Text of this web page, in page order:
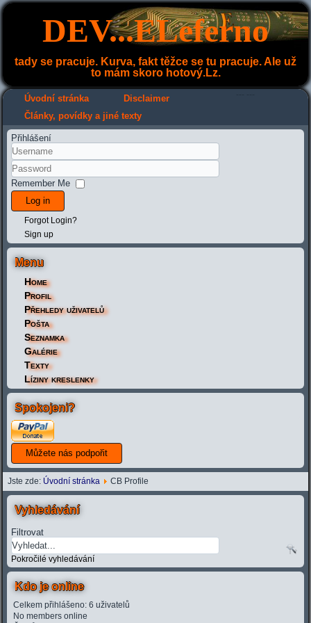
DEV...ELeferno
tady se pracuje. Kurva, fakt těžce se tu pracuje. Ale už
to mám skoro hotový.Lz.
Úvodní stránka Disclaimer
Články, povídky a jiné texty
Přihlášení
Remember Me
Log in
Forgot Login?
Sign up
Menu
Home
Profil
Přehledy uživatelů
Pošta
Seznamka
Galérie
Texty
Líziny kreslenky
Spokojeni?
Jste zde: Úvodní stránka CB Profile
Vyhledávání
Filtrovat
Pokročilé vyhledávání
Kdo je online
Celkem přihlášeno: 6 uživatelů
No members online